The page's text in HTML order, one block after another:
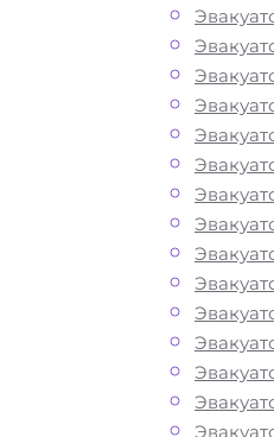
Как
авто